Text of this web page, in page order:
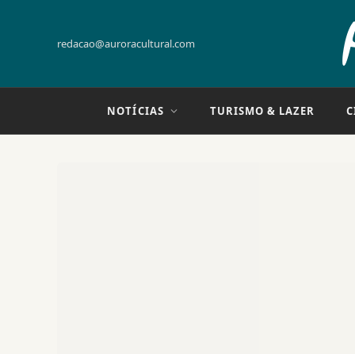
redacao@auroracultural.com
NOTÍCIAS TURISMO & LAZER